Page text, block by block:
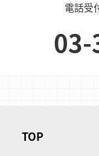
電話受
TOP